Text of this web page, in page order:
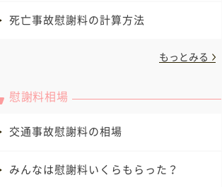
死亡事故慰謝料の計算方法
もっとみる
慰謝料相場
交通事故慰謝料の相場
みんなは慰謝料いくらもらった？